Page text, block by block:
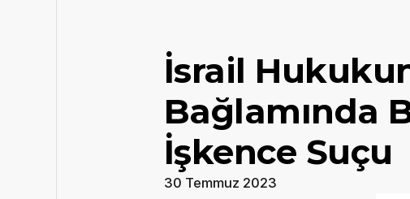
İsrail
Bağlamında
İşkence Suçu
30 Temmuz 2023